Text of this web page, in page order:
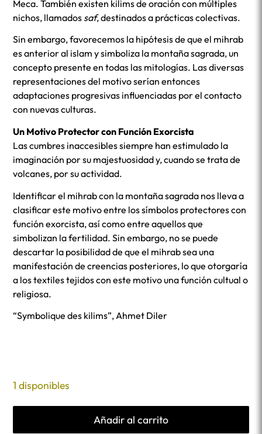
Meca. También existen kilims de oración con múltiples
nichos, llamados saf, destinados a prácticas colectivas.
Sin embargo, favorecemos la hipótesis de que el mihrab
es anterior al islam y simboliza la montaña sagrada, un
concepto presente en todas las mitologías. Las diversas
representaciones del motivo serían entonces
adaptaciones progresivas influenciadas por el contacto
con nuevas culturas.
Un Motivo Protector con Función Exorcista
Las cumbres inaccesibles siempre han estimulado la
imaginación por su majestuosidad y, cuando se trata de
volcanes, por su actividad.
Identificar el mihrab con la montaña sagrada nos lleva a
clasificar este motivo entre los símbolos protectores con
función exorcista, así como entre aquellos que
simbolizan la fertilidad. Sin embargo, no se puede
descartar la posibilidad de que el mihrab sea una
manifestación de creencias posteriores, lo que otorgaría
a los textiles tejidos con este motivo una función cultual o
religiosa.
“Symbolique des kilims”, Ahmet Diler
1 disponibles
Añadir al carrito